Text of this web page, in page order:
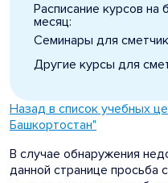
Расписание курсов на
месяц:
Семинары для
Другие курсы для
Назад в список учебных
Башкортостан"
В случае обнаружения
данной странице просьба